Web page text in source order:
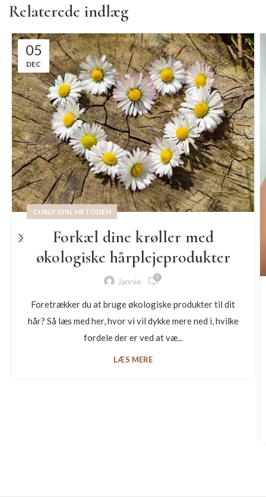
Relaterede indlæg
05
DEC
CURLY GIRL METODEN
Forkæl dine krøller med
økologiske hårplejeprodukter
Jannie 0
Foretrækker du at bruge økologiske produkter til dit
hår? Så læs med her, hvor vi vil dykke mere ned i, hvilke
fordele der er ved at væ...
LÆS MERE